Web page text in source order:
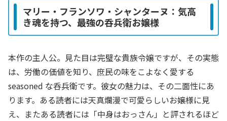
マリー・フランソワ・シャンターヌ：気高
き魂を持つ、最強の呑兵衛お嬢様
本作の主人公。見た目は完璧な貴族令嬢ですが、その実態
は、労働の価値を知り、庶民の味をこよなく愛する
seasoned な呑兵衛です。彼女の魅力は、その二面性にあ
ります。ある読者には天真爛漫で可愛らしいお嬢様に見
え、またある読者には「中身はおっさん」と評されるほど